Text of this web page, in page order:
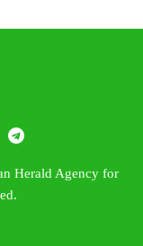
Herald Agency for